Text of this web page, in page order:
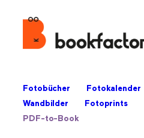
Fotobücher Fotokalender
Wandbilder
Fotoprints
PDF-to-Book